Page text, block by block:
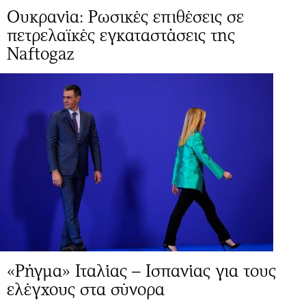
Ουκρανία: Ρωσικές επιθέσεις σε
πετρελαϊκές εγκαταστάσεις της
Naftogaz
«Ρήγμα» Ιταλίας – Ισπανίας για τους
ελέγχους στα σύνορα